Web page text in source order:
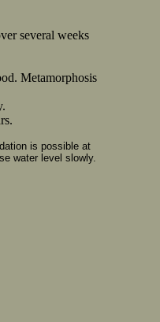
several weeks
Metamorphosis
is possible at
water level slowly.